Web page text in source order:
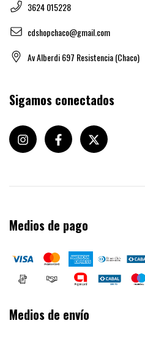
3624 015228
cdshopchaco@gmail.com
Av Alberdi 697 Resistencia (Chaco)
Sigamos conectados
Medios de pago
Medios de envío